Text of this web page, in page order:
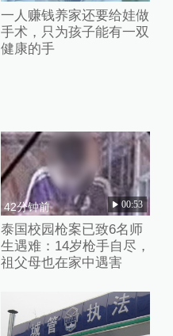
一人赚钱养家还要给娃做
手术，只为孩子能有一双
健康的手
42分钟前 00:53
泰国校园枪案已致6名师
生遇难：14岁枪手自尽，
祖父母也在家中遇害